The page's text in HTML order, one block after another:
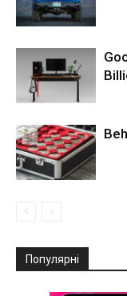
Популярні